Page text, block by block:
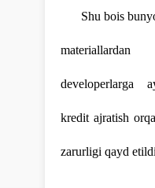
Shu bois
materiallardan
developerlarga
kredit ajratish
zarurligi qayd